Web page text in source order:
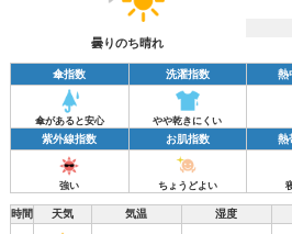
曇りのち晴れ
傘指数 洗濯指数 熱
傘があると安心 やや乾きにくい
紫外線指数 お肌指数 熱
強い ちょうどよい
時間 天気 気温 湿度